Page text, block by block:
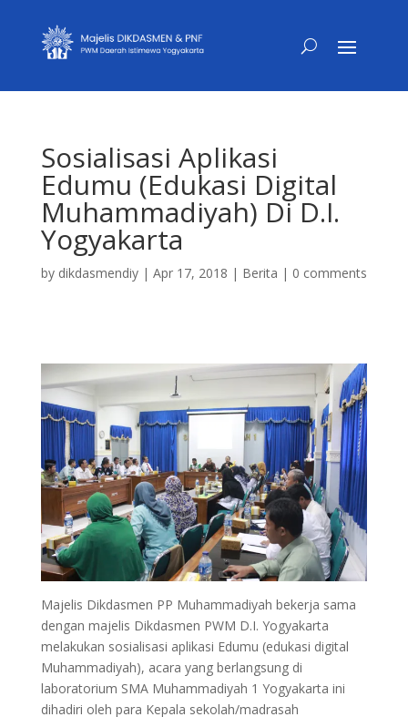
Sosialisasi Aplikasi
Edumu (Edukasi Digital
Muhammadiyah) Di D.I.
Yogyakarta
by dikdasmendiy| Apr 17, 2018 | Berita | 0 comments
Majelis Dikdasmen PP Muhammadiyah bekerja sama
dengan majelis Dikdasmen PWM D.I. Yogyakarta
melakukan sosialisasi aplikasi Edumu (edukasi digital
Muhammadiyah), acara yang berlangsung di
laboratorium SMA Muhammadiyah 1 Yogyakarta ini
dihadiri oleh para Kepala sekolah/madrasah